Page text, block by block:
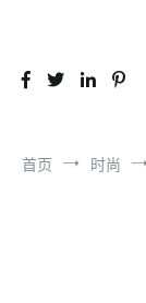
首页 时尚